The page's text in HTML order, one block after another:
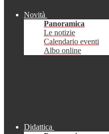
Novità
Panoramica
Le notizie
Calendario eventi
Albo online
Didattica